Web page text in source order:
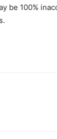
be 100%